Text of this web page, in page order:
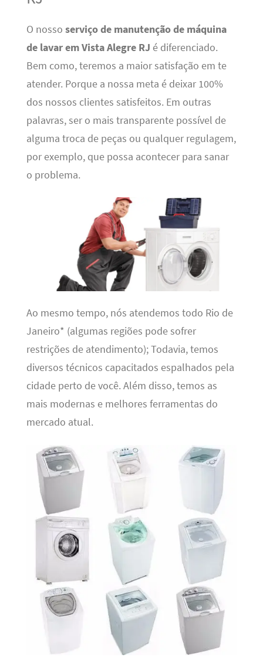
O nosso serviço de manutenção de máquina
de lavar em Vista Alegre RJ é diferenciado.
Bem como, teremos a maior satisfação em te
atender. Porque a nossa meta é deixar 100%
dos nossos clientes satisfeitos. Em outras
palavras, ser o mais transparente possível de
alguma troca de peças ou qualquer regulagem,
por exemplo, que possa acontecer para sanar
o problema.
Ao mesmo tempo, nós atendemos todo Rio de
Janeiro* (algumas regiões pode sofrer
restrições de atendimento); Todavia, temos
diversos técnicos capacitados espalhados pela
cidade perto de você. Além disso, temos as
mais modernas e melhores ferramentas do
mercado atual.